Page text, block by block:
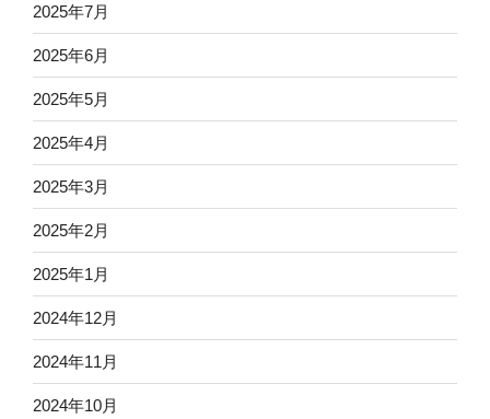
2025年7月
2025年6月
2025年5月
2025年4月
2025年3月
2025年2月
2025年1月
2024年12月
2024年11月
2024年10月